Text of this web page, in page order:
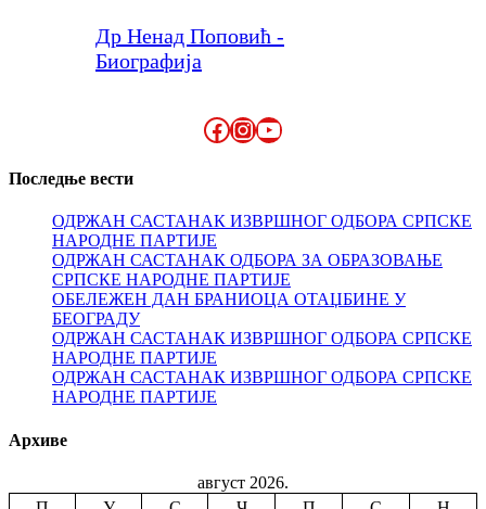
Др Ненад Поповић -
Биографија
Facebook
Instagram
YouTube
Последње вести
ОДРЖАН САСТАНАК ИЗВРШНОГ ОДБОРА СРПСКЕ
НАРОДНЕ ПАРТИЈЕ
ОДРЖАН САСТАНАК ОДБОРА ЗА ОБРАЗОВАЊЕ
СРПСКЕ НАРОДНЕ ПАРТИЈЕ
ОБЕЛЕЖЕН ДАН БРАНИОЦА ОТАЏБИНЕ У
БЕОГРАДУ
ОДРЖАН САСТАНАК ИЗВРШНОГ ОДБОРА СРПСКЕ
НАРОДНЕ ПАРТИЈЕ
ОДРЖАН САСТАНАК ИЗВРШНОГ ОДБОРА СРПСКЕ
НАРОДНЕ ПАРТИЈЕ
Архиве
август 2026.